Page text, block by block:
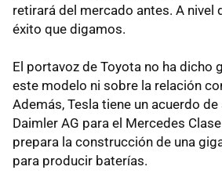
retirará del mercado antes. A nivel
éxito que digamos.
El portavoz de Toyota no ha dicho
este modelo ni sobre la relación
Además, Tesla tiene un acuerdo
Daimler AG para el Mercedes
prepara la construcción de una
para producir baterías.